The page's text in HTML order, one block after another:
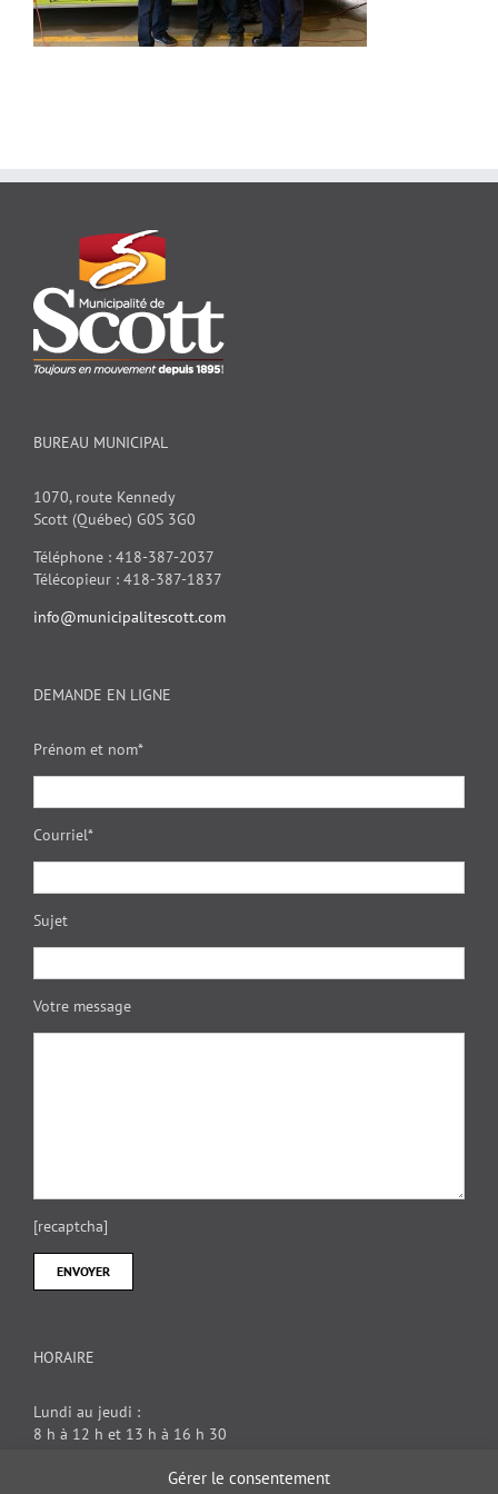
Gérer le consentement
BUREAU MUNICIPAL
1070, route Kennedy
Scott (Québec) G0S 3G0
Téléphone : 418-387-2037
Télécopieur : 418-387-1837
info@municipalitescott.com
DEMANDE EN LIGNE
Prénom et nom*
Courriel*
Sujet
Votre message
[recaptcha]
HORAIRE
Lundi au jeudi :
8 h à 12 h et 13 h à 16 h 30